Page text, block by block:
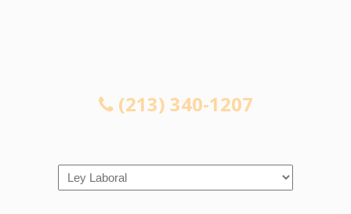
(213) 340-1207
Navigation